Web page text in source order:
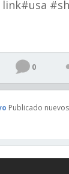
0
Publicado